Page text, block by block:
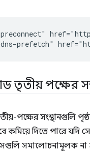
তৃতীয় পক্ষের
পক্ষের সংস্থানগুলি
কমিয়ে দিতে পারে যদি
সমালোচনামূলক না